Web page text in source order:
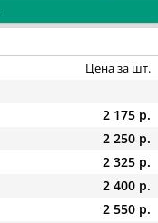
Цена за шт.
2 175 р.
2 250 р.
2 325 р.
2 400 р.
2 550 р.